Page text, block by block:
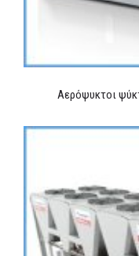
Αερόψυκτοι